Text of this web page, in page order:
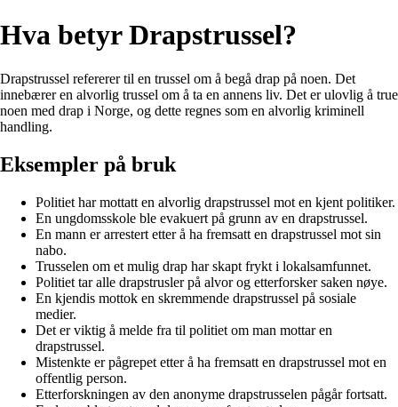
Hva betyr Drapstrussel?
Drapstrussel refererer til en trussel om å begå drap på noen. Det
innebærer en alvorlig trussel om å ta en annens liv. Det er ulovlig å true
noen med drap i Norge, og dette regnes som en alvorlig kriminell
handling.
Eksempler på bruk
Politiet har mottatt en alvorlig drapstrussel mot en kjent politiker.
En ungdomsskole ble evakuert på grunn av en drapstrussel.
En mann er arrestert etter å ha fremsatt en drapstrussel mot sin
nabo.
Trusselen om et mulig drap har skapt frykt i lokalsamfunnet.
Politiet tar alle drapstrusler på alvor og etterforsker saken nøye.
En kjendis mottok en skremmende drapstrussel på sosiale
medier.
Det er viktig å melde fra til politiet om man mottar en
drapstrussel.
Mistenkte er pågrepet etter å ha fremsatt en drapstrussel mot en
offentlig person.
Etterforskningen av den anonyme drapstrusselen pågår fortsatt.